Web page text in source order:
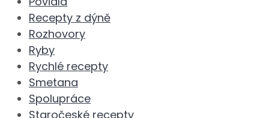
Recepty z dýně
Rozhovory
Ryby
Rychlé recepty
Smetana
Spolupráce
Staročeské recepty